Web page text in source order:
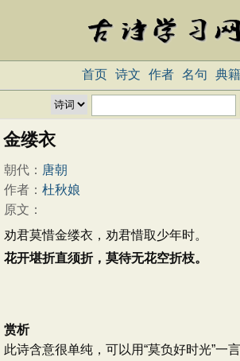
首页 诗文 作者 名句 典籍
金缕衣
朝代： 唐朝
作者： 杜秋娘
原文：
劝君莫惜金缕衣，劝君惜取少年时。
花开堪折直须折，莫待无花空折枝。
赏析
此诗含意很单纯，可以用“莫负好时光”一